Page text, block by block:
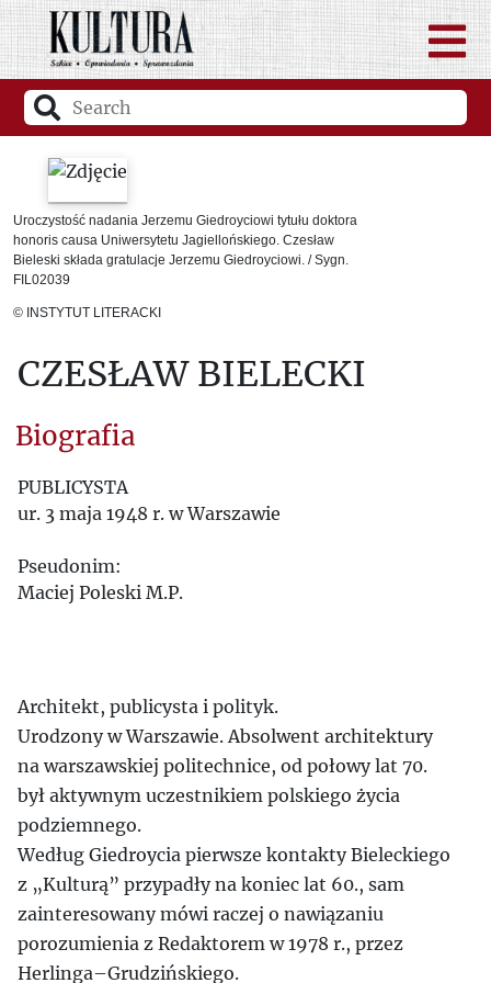
Uroczystość nadania Jerzemu Giedroyciowi tytułu doktora
honoris causa Uniwersytetu Jagiellońskiego. Czesław
Bieleski składa gratulacje Jerzemu Giedroyciowi. / Sygn.
FIL02039
© INSTYTUT LITERACKI
CZESŁAW BIELECKI
Biografia
PUBLICYSTA
ur. 3 maja 1948 r. w Warszawie
Pseudonim:
Maciej Poleski M.P.
Architekt, publicysta i polityk.
Urodzony w Warszawie. Absolwent architektury
na warszawskiej politechnice, od połowy lat 70.
był aktywnym uczestnikiem polskiego życia
podziemnego.
Według Giedroycia pierwsze kontakty Bieleckiego
z „Kulturą” przypadły na koniec lat 60., sam
zainteresowany mówi raczej o nawiązaniu
porozumienia z Redaktorem w 1978 r., przez
Herlinga–Grudzińskiego.